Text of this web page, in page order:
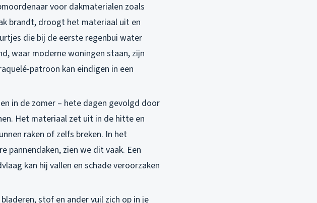
voor dakmaterialen zoals
brandt, droogt het materiaal uit en
die bij de eerste regenbui water
waar moderne woningen staan, zijn
patroon kan eindigen in een
in de zomer – hete dagen gevolgd door
Het materiaal zet uit in de hitte en
raken of zelfs breken. In het
pannendaken, zien we dit vaak. Een
kan hij vallen en schade veroorzaken
stof en ander vuil zich op in je